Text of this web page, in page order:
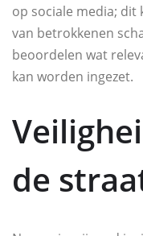
op sociale media; dit
van betrokkenen
beoordelen wat
kan worden ingezet.
de